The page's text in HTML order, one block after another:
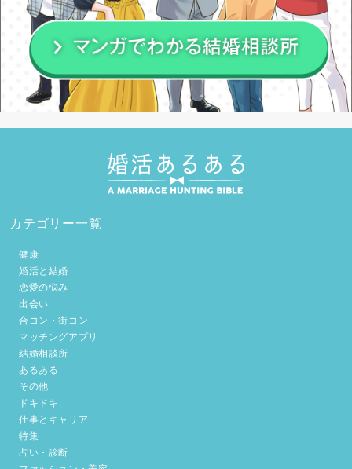
カテゴリー一覧
健康
婚活と結婚
恋愛の悩み
出会い
合コン・街コン
マッチングアプリ
結婚相談所
あるある
その他
ドキドキ
仕事とキャリア
特集
占い・診断